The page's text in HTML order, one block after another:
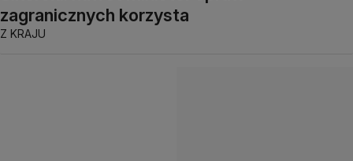
zagranicznych korzysta
Z KRAJU